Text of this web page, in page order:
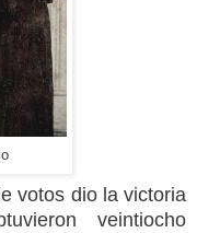
votos dio la victoria
veintiocho